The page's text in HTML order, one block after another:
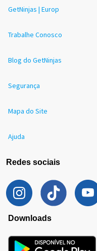
GetNinjas | Europ
Trabalhe Conosco
Blog do GetNinjas
Segurança
Mapa do Site
Ajuda
Redes sociais
Downloads